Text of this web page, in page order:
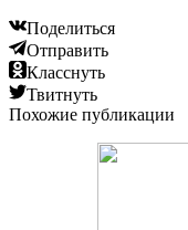
Поделиться
Отправить
Класснуть
Твитнуть
Похожие публикации